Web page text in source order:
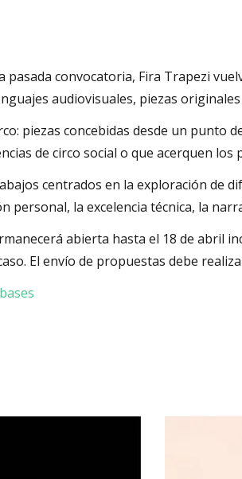
pasada convocatoria, Fira Trapezi
audiovisuales, piezas
piezas concebidas desde un punto
de circo social o que acerquen
centrados en la exploración de
personal, la excelencia técnica, la
abierta hasta el 18 de abril
El envío de propuestas debe